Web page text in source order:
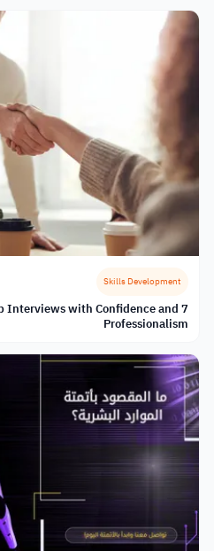
Skills Development
Interviews with Confidence and
Professionalism